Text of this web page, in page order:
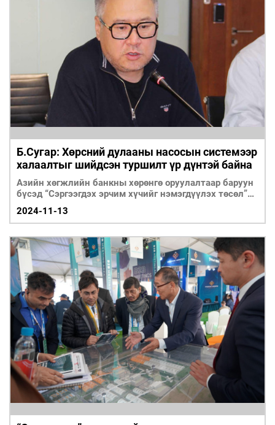
Б.Сугар: Хөрсний дулааны насосын системээр
халаалтыг шийдсэн туршилт үр дүнтэй байна
Азийн хөгжлийн банкны хөрөнгө оруулалтаар баруун
бүсэд “Сэргээгдэх эрчим хүчийг нэмэгдүүлэх төсөл”
хэрэгжиж байна.
2024-11-13